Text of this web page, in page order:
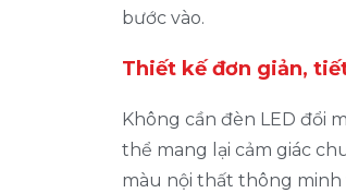
bước vào.
Thiết kế đơn giản,
Không cần đèn LED đổi
thể mang lại cảm giác
màu nội thất thông minh